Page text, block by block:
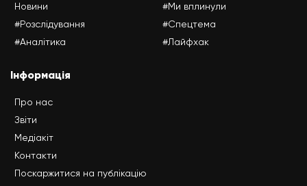
Новини
#Розслідування
#Аналітика
#Ми вплинули
#Спецтема
#Лайфхак
Інформація
Про нас
Звіти
Медіакіт
Контакти
Поскаржитися на публікацію